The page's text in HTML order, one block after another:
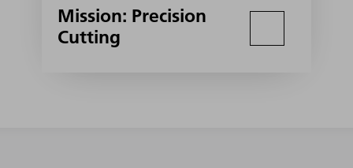
Mission: Precision
Cutting